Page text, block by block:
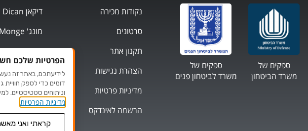
ספקים של
משרד הביטחון
ספקים של
משרד לביטחון פנים
נקודות מכירה
סרטונים
תקנון אתר
הצהרת נגישות
מדיניות פרטיות
הרשמה לאינדקס
דיקאן Dican
מונג' Monge
הפרטיות שלכם
דומים כדי לספק חוויית
וניתוחים סטטיסטיים.
מדיניות הפרטיות
קראתי ואני